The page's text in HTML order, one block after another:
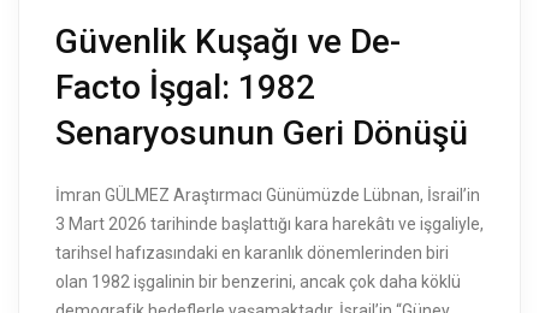
Güvenlik Kuşağı ve De-
Facto İşgal: 1982
Senaryosunun Geri Dönüşü
İmran GÜLMEZ Araştırmacı Günümüzde Lübnan, İsrail’in
3 Mart 2026 tarihinde başlattığı kara harekâtı ve işgaliyle,
tarihsel hafızasındaki en karanlık dönemlerinden biri
olan 1982 işgalinin bir benzerini, ancak çok daha köklü